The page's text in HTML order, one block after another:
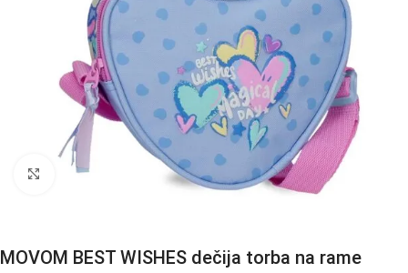
MOVOM BEST WISHES dečija torba na rame